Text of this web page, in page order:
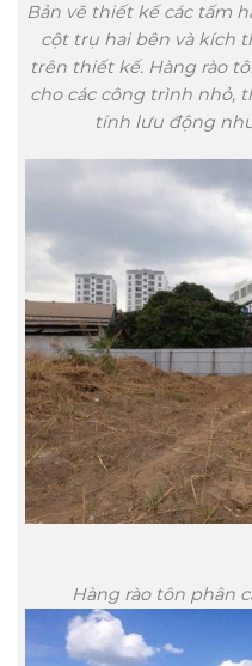
Bản vẽ thiết kế các tấm
cột trụ hai bên và kích
trên thiết kế. Hàng rào
cho các công trình nhỏ,
tính lưu động
Hàng rào tôn phân